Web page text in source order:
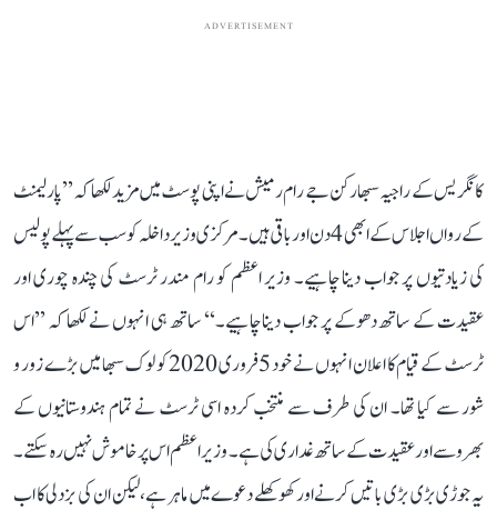
ADVERTISEMENT
کانگریس کے راجیہ سبھا رکن جے رام رمیش نے اپنی پوسٹ میں مزید لکھا کہ ’’پارلیمنٹ
کے رواں اجلاس کے ابھی 4 دن اور باقی ہیں۔ مرکزی وزیر داخلہ کو سب سے پہلے پولیس
کی زیادتیوں پر جواب دینا چاہیے۔ وزیر اعظم کو رام مندر ٹرسٹ کی چندہ چوری اور
عقیدت کے ساتھ دھوکے پر جواب دینا چاہیے۔‘‘ ساتھ ہی انہوں نے لکھا کہ ’’اس
ٹرسٹ کے قیام کا اعلان انہوں نے خود 5 فروری 2020 کو لوک سبھا میں بڑے زور و
شور سے کیا تھا۔ ان کی طرف سے منتخب کردہ اسی ٹرسٹ نے تمام ہندوستانیوں کے
بھروسے اور عقیدت کے ساتھ غداری کی ہے۔ وزیر اعظم اس پر خاموش نہیں رہ سکتے۔
یہ جوڑی بڑی بڑی باتیں کرنے اور کھوکھلے دعوے میں ماہر ہے، لیکن ان کی بزدلی کا اب